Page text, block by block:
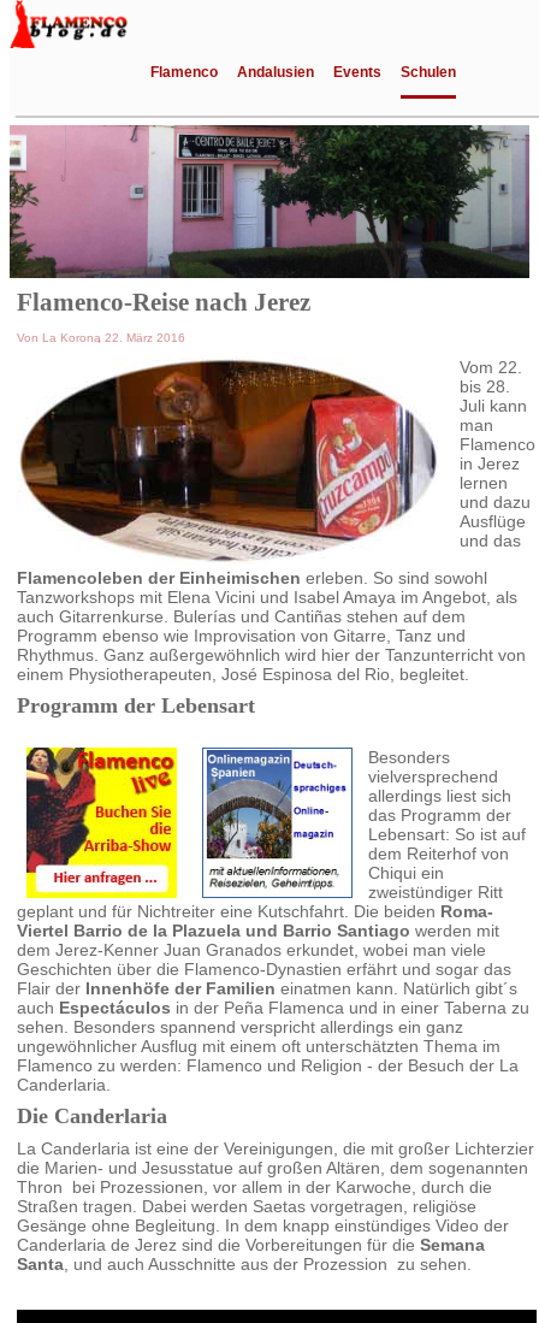
Flamenco Andalusien Events Schulen
Flamenco-Reise nach Jerez
Von La Korona, 22. März 2016
Vom 22.
bis 28.
Juli kann
man
Flamenco
in Jerez
lernen
und dazu
Ausflüge
und das
Flamencoleben der Einheimischen erleben. So sind sowohl
Tanzworkshops mit Elena Vicini und Isabel Amaya im Angebot, als
auch Gitarrenkurse. Bulerías und Cantiñas stehen auf dem
Programm ebenso wie Improvisation von Gitarre, Tanz und
Rhythmus. Ganz außergewöhnlich wird hier der Tanzunterricht von
einem Physiotherapeuten, José Espinosa del Rio, begleitet.
Programm der Lebensart
Besonders
vielversprechend
allerdings liest sich
das Programm der
Lebensart: So ist auf
dem Reiterhof von
Chiqui ein
zweistündiger Ritt
geplant und für Nichtreiter eine Kutschfahrt. Die beiden Roma-
Viertel Barrio de la Plazuela und Barrio Santiago werden mit
dem Jerez-Kenner Juan Granados erkundet, wobei man viele
Geschichten über die Flamenco-Dynastien erfährt und sogar das
Flair der Innenhöfe der Familien einatmen kann. Natürlich gibt´s
auch Espectáculos in der Peña Flamenca und in einer Taberna zu
sehen. Besonders spannend verspricht allerdings ein ganz
ungewöhnlicher Ausflug mit einem oft unterschätzten Thema im
Flamenco zu werden: Flamenco und Religion - der Besuch der La
Canderlaria.
Die Canderlaria
La Canderlaria ist eine der Vereinigungen, die mit großer Lichterzier
die Marien- und Jesusstatue auf großen Altären, dem sogenannten
Thron bei Prozessionen, vor allem in der Karwoche, durch die
Straßen tragen. Dabei werden Saetas vorgetragen, religiöse
Gesänge ohne Begleitung. In dem knapp einstündiges Video der
Canderlaria de Jerez sind die Vorbereitungen für dieSemana
Santa , und auch Ausschnitte aus der Prozession zu sehen.